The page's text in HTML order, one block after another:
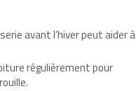
avant l’hiver peut aider à
régulièrement pour